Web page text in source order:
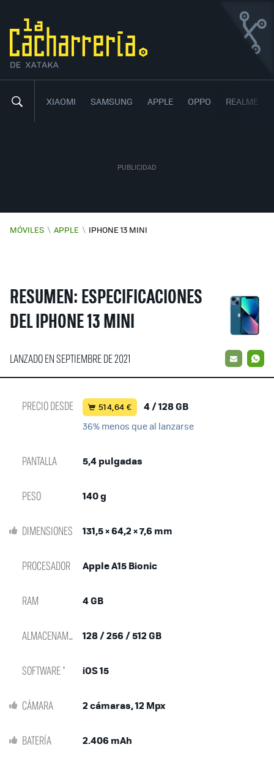
XIAOMI SAMSUNG APPLE OPPO REALME
IPHONE 13 MINI
EL MÁS PEQUEÑO DE LA FAMILIA 8,90
MÓVILES \ APPLE \ IPHONE 13 MINI
RESUMEN: ESPECIFICACIONES
DEL IPHONE 13 MINI
LANZADO EN SEPTIEMBRE DE 2021 EMAIL
PRECIO DESDE 514,64 € 4 / 128 GB
36% menos que al lanzarse
PANTALLA 5,4 pulgadas
PESO 140 g
DIMENSIONES 131,5 × 64,2 × 7,6 mm
PROCESADOR Apple A15 Bionic
RAM 4 GB
ALMACENAMIENTO 128 / 256 / 512 GB
SOFTWARE * iOS 15
CÁMARA 2 cámaras, 12 Mpx
BATERÍA 2.406 mAh